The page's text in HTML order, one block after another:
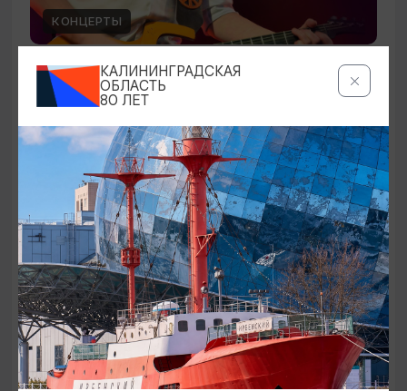
КОНЦЕРТЫ
Чиж & Cо
10.09.2026 19:00
Светлогорск, Театр эстрады «Янтарь-холл»
ОТ 500₽ ПУШКИНСКАЯ КАРТА
КАЛИНИНГРАДСКАЯ
ОБЛАСТЬ
80 ЛЕТ